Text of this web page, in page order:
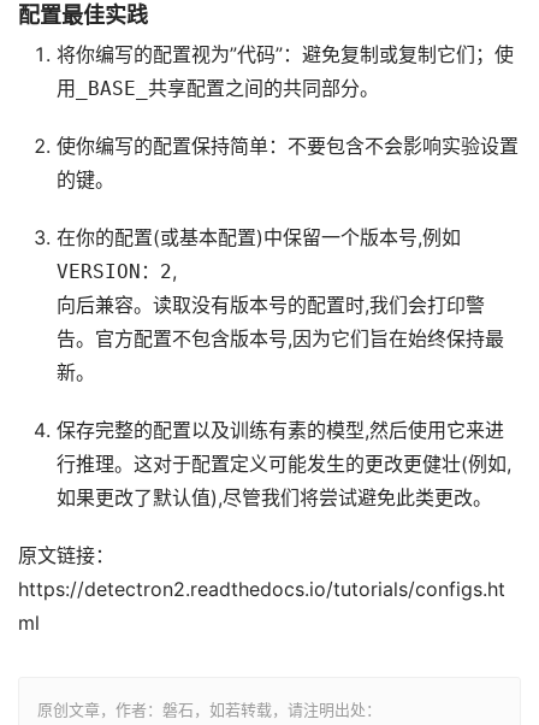
配置最佳实践
将你编写的配置视为”代码”：避免复制或复制它们；使
用
_BASE_ 共享配置之间的共同部分。
使你编写的配置保持简单：不要包含不会影响实验设置
的键。
在你的配置(或基本配置)中保留一个版本号,例如
VERSION：2,
向后兼容。读取没有版本号的配置时,我们会打印警
告。官方配置不包含版本号,因为它们旨在始终保持最
新。
保存完整的配置以及训练有素的模型,然后使用它来进
行推理。这对于配置定义可能发生的更改更健壮(例如,
如果更改了默认值),尽管我们将尝试避免此类更改。
原文链接：
https://detectron2.readthedocs.io/tutorials/configs.ht
ml
原创文章，作者：磐石，如若转载，请注明出处：